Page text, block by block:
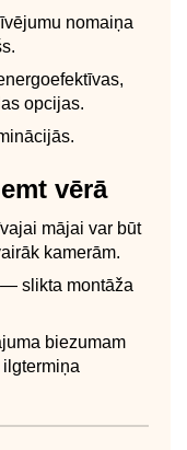
nomaiņa
opcijas.
vērā
mājai var būt
kamerām.
slikta montāža
biezumam